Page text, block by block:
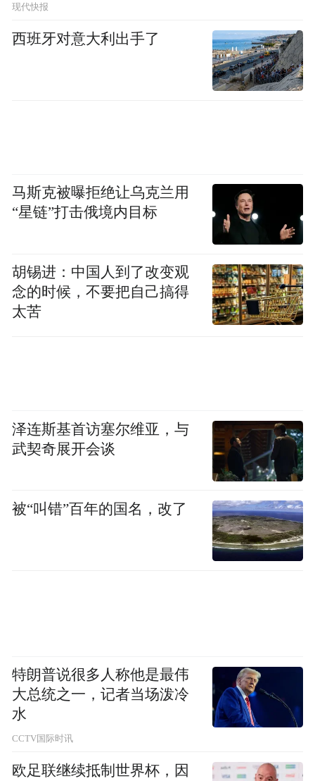
游。
三是培养和引进专业管理运营队伍。一方面
作，发挥专业知识，提升服务质量，建立完
善的管理体系，走可持续的发展道路，吸引
更多游客，实现乡村旅游的可持续发展。
“特别声明：以上作品内容(包括在内的视频、图片或音
频)为凤凰网旗下自媒体平台“大风号”用户上传并发
布，本平台仅提供信息存储空间服务。
Notice: The content above (including the videos,
现代快报
西班牙对意大利出手了
马斯克被曝拒绝让乌克兰用
“星链”打击俄境内目标
胡锡进：中国人到了改变观
念的时候，不要把自己搞得
太苦
泽连斯基首访塞尔维亚，与
武契奇展开会谈
被“叫错”百年的国名，改了
特朗普说很多人称他是最伟
大总统之一，记者当场泼冷
水
CCTV国际时讯
欧足联继续抵制世界杯，因